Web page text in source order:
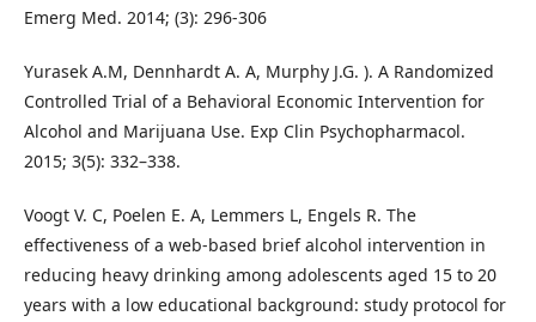
Emerg Med. 2014; (3): 296-306
Yurasek A.M, Dennhardt A. A, Murphy J.G. ). A Randomized
Controlled Trial of a Behavioral Economic Intervention for
Alcohol and Marijuana Use. Exp Clin Psychopharmacol.
2015; 3(5): 332–338.
Voogt V. C, Poelen E. A, Lemmers L, Engels R. The
effectiveness of a web-based brief alcohol intervention in
reducing heavy drinking among adolescents aged 15 to 20
years with a low educational background: study protocol for